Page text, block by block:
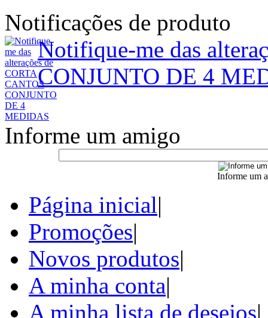
Notificações de produto
Notifique-me das
CONJUNTO DE 4
Informe um amigo
Informe um
Página inicial|
Promoções|
Novos produtos|
A minha conta|
A minha lista de desejos|